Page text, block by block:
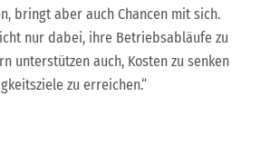
bringt aber auch Chancen mit sich.
nur dabei, ihre Betriebsabläufe zu
unterstützen auch, Kosten zu senken
zu erreichen.“